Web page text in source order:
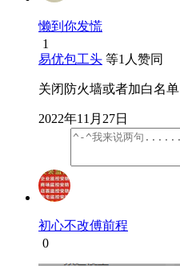
懒到你发慌
1
易优包工头 等1人赞同
关闭防火墙或者加白名单
2022年11月27日
初心不改傅前程
0